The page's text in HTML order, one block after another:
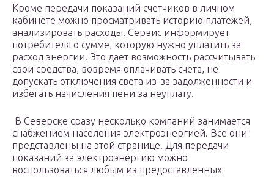
Кроме передачи показаний счетчиков в личном
кабинете можно просматривать историю платежей,
анализировать расходы. Сервис информирует
потребителя о сумме, которую нужно уплатить за
расход энергии. Это дает возможность рассчитывать
свои средства, вовремя оплачивать счета, не
допускать отключения света из-за задолженности и
избегать начисления пени за неуплату.
️ В Северске сразу несколько компаний занимается
снабжением населения электроэнергией. Все они
представлены на этой странице. Для передачи
показаний за электроэнергию можно
воспользоваться любым из предоставленных